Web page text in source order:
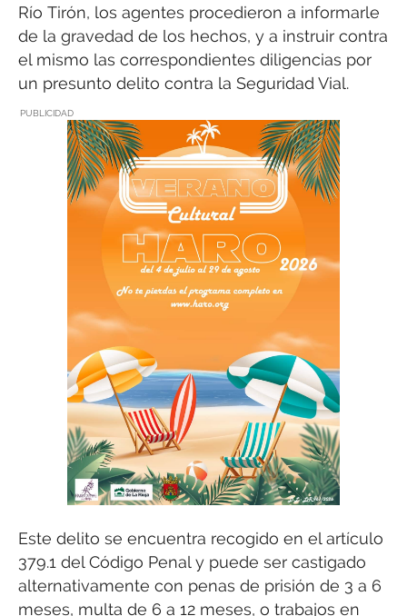
Río Tirón, los agentes procedieron a informarle
de la gravedad de los hechos, y a instruir contra
el mismo las correspondientes diligencias por
un presunto delito contra la Seguridad Vial.
PUBLICIDAD
Este delito se encuentra recogido en el artículo
379.1 del Código Penal y puede ser castigado
alternativamente con penas de prisión de 3 a 6
meses, multa de 6 a 12 meses, o trabajos en